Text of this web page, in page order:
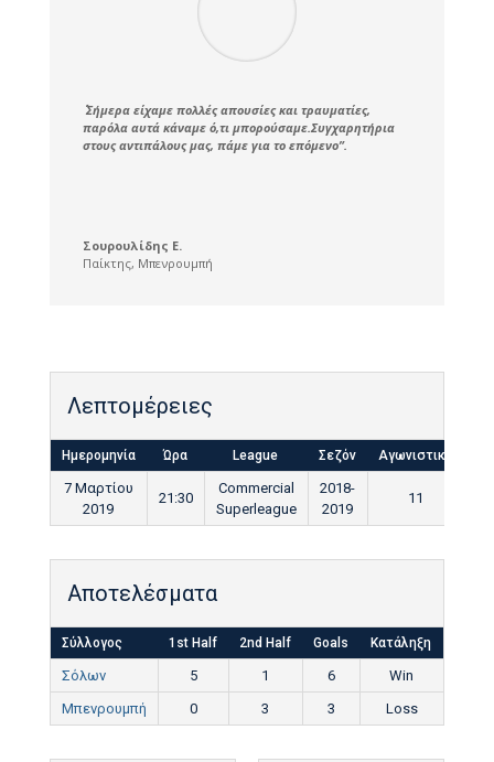
΄΄ Σήμερα είχαμε πολλές απουσίες και τραυματίες,
παρόλα αυτά κάναμε ό,τι μπορούσαμε.Συγχαρητήρια
στους αντιπάλους μας, πάμε για το επόμενο”.
Σουρουλίδης Ε.
Παίκτης, Μπενρουμπή
Λεπτομέρειες
Ημερομηνία Ώρα League Σεζόν Αγωνιστική
7 Μαρτίου
2019
21:30
Commercial
Superleague
2018-
2019
11
Αποτελέσματα
Σύλλογος 1st Half 2nd Half Goals Κατάληξη
Σόλων 5 1 6
Win
Μπενρουμπή
0 3 3 Loss